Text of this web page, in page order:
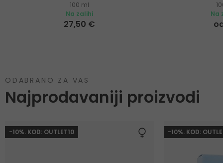
100 ml
Na zalihi
27,50 €
Na
ODABRANO ZA VAS
Najprodavaniji proizvodi
-10%. KOD: OUTLET10 -10%. KOD: